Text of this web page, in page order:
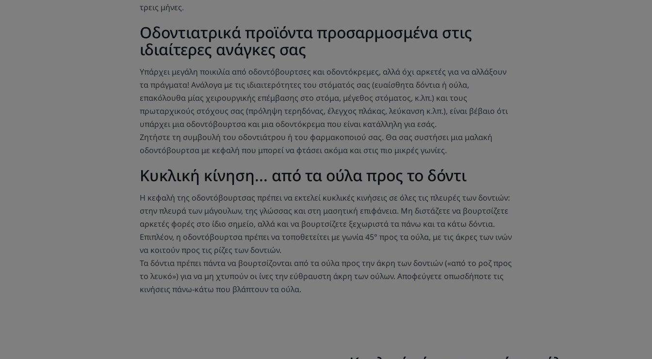
τρεις μήνες.
Οδοντιατρικά προϊόντα προσαρμοσμένα στις
ιδιαίτερες ανάγκες σας
Υπάρχει μεγάλη ποικιλία από οδοντόβουρτσες και οδοντόκρεμες, αλλά όχι αρκετές για να αλλάξουν
τα πράγματα! Ανάλογα με τις ιδιαιτερότητες του στόματός σας (ευαίσθητα δόντια ή ούλα,
επακόλουθα μίας χειρουργικής επέμβασης στο στόμα, μέγεθος στόματος, κ.λπ.) και τους
πρωταρχικούς στόχους σας (πρόληψη τερηδόνας, έλεγχος πλάκας, λεύκανση κ.λπ.), είναι βέβαιο ότι
υπάρχει μια οδοντόβουρτσα και μια οδοντόκρεμα που είναι κατάλληλη για εσάς.
Ζητήστε τη συμβουλή του οδοντιάτρου ή του φαρμακοποιού σας. Θα σας συστήσει μια μαλακή
οδοντόβουρτσα με κεφαλή που μπορεί να φτάσει ακόμα και στις πιο μικρές γωνίες.
Κυκλική κίνηση... από τα ούλα προς το δόντι
Η κεφαλή της οδοντόβουρτσας πρέπει να εκτελεί κυκλικές κινήσεις σε όλες τις πλευρές των δοντιών:
στην πλευρά των μάγουλων, της γλώσσας και στη μασητική επιφάνεια. Μη διστάζετε να βουρτσίζετε
αρκετές φορές στο ίδιο σημείο, αλλά και να βουρτσίζετε ξεχωριστά τα πάνω και τα κάτω δόντια.
Επιπλέον, η οδοντόβουρτσα πρέπει να τοποθετείτει με γωνία 45° προς τα ούλα, με τις άκρες των ινών
να κοιτούν προς τις ρίζες των δοντιών.
Τα δόντια πρέπει πάντα να βουρτσίζονται από τα ούλα προς την άκρη των δοντιών («από το ροζ προς
το λευκό») για να μη χτυπούν οι ίνες την εύθραυστη άκρη των ούλων. Αποφεύγετε οπωσδήποτε τις
κινήσεις πάνω-κάτω που βλάπτουν τα ούλα.